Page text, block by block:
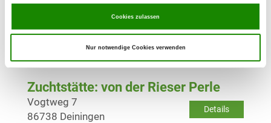
Cookies zulassen
Nur notwendige Cookies verwenden
Derzeit keine Welpen
Zuchtstätte: von der Rieser Perle
Details
Vogtweg 7
86738 Deiningen